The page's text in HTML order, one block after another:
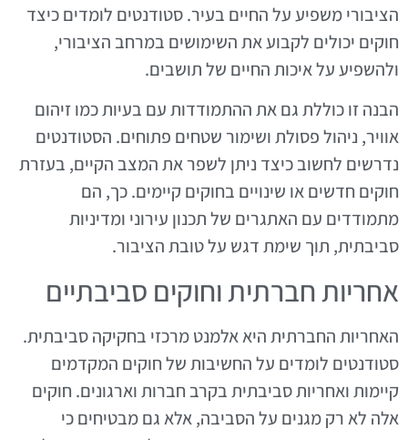
הציבורי משפיע על החיים בעיר. סטודנטים לומדים כיצד
חוקים יכולים לקבוע את השימושים במרחב הציבורי,
ולהשפיע על איכות החיים של תושבים.
הבנה זו כוללת גם את ההתמודדות עם בעיות כמו זיהום
אוויר, ניהול פסולת ושימור שטחים פתוחים. הסטודנטים
נדרשים לחשוב כיצד ניתן לשפר את המצב הקיים, בעזרת
חוקים חדשים או שינויים בחוקים קיימים. כך, הם
מתמודדים עם האתגרים של תכנון עירוני ומדיניות
סביבתית, תוך שימת דגש על טובת הציבור.
אחריות חברתית וחוקים סביבתיים
האחריות החברתית היא אלמנט מרכזי בחקיקה סביבתית.
סטודנטים לומדים על החשיבות של חוקים המקדמים
קיימות ואחריות סביבתית בקרב חברות וארגונים. חוקים
אלה לא רק מגנים על הסביבה, אלא גם מבטיחים כי